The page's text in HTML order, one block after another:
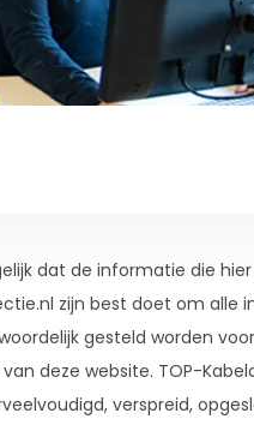
dat de informatie die
zijn best doet om alle
gesteld worden
deze website. TOP-
verspreid,